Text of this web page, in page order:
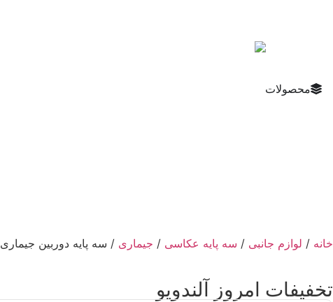
محصولات
خانه / لوازم جانبی / سه پایه عکاسی / جیماری / سه پایه دوربین جیماری Jmary KP-2254
تخفیفات امروز آلندویو